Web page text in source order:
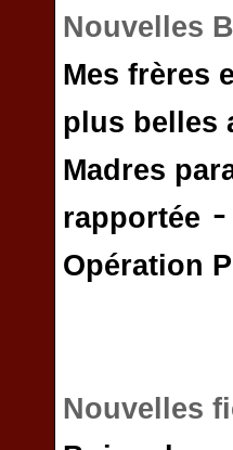
Nouvelles
Mes frères
plus belles
Madres
rapportée -
Opération
Nouvelles